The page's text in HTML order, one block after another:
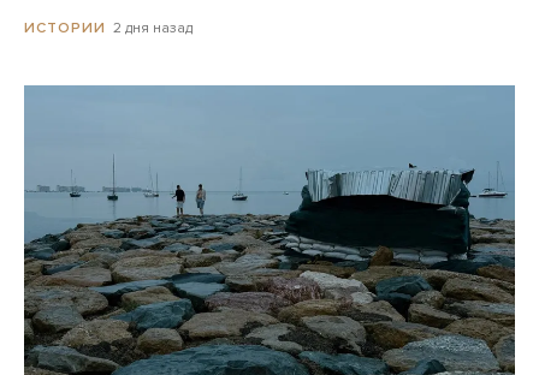
ИСТОРИИ 2 дня назад